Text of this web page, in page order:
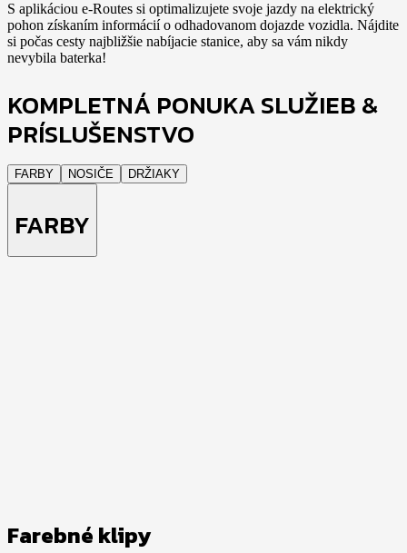
S aplikáciou e-Routes si optimalizujete svoje jazdy na elektrický
pohon získaním informácií o odhadovanom dojazde vozidla. Nájdite
si počas cesty najbližšie nabíjacie stanice, aby sa vám nikdy
nevybila baterka!
KOMPLETNÁ PONUKA SLUŽIEB &
PRÍSLUŠENSTVO
FARBY NOSIČE DRŽIAKY
FARBY
Farebné klipy